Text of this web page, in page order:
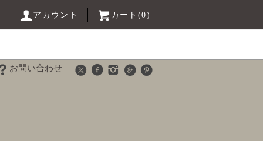
アカウント カート(0)
お問い合わせ